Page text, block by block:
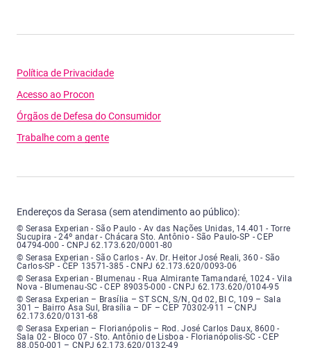
Política de Privacidade
Acesso ao Procon
Órgãos de Defesa do Consumidor
Trabalhe com a gente
Endereços da Serasa (sem atendimento ao público):
Serasa Experian - São Paulo - Endereço: Avenida das Nações Unidas,
© Serasa Experian - São Paulo - Av das Nações Unidas, 14.401 - Torre
Sucupira - 24º andar - Chácara Sto. Antônio - São Paulo-SP - CEP
04794-000 - CNPJ 62.173.620/0001-80
Serasa Experian - São Carlos - Endereço: Avenida Doutor Heitor José
© Serasa Experian - São Carlos - Av. Dr. Heitor José Reali, 360 - São
Carlos-SP - CEP 13571-385 - CNPJ 62.173.620/0093-06
Serasa Experian - Blumenau - Endereço: Rua Almirante Tamandaré,
© Serasa Experian - Blumenau - Rua Almirante Tamandaré, 1024 - Vila
Nova - Blumenau-SC - CEP 89035-000 - CNPJ 62.173.620/0104-95
Serasa Experian - Brasília, Endereço: Setor Comercial Norte, sem
© Serasa Experian – Brasília – ST SCN, S/N, Qd 02, Bl C, 109 – Sala
301 – Bairro Asa Sul, Brasília – DF – CEP 70302-911 – CNPJ
62.173.620/0131-68
Serasa Experian - Florianópolis, Endereço: Rodovia José Carlos, número
© Serasa Experian – Florianópolis – Rod. José Carlos Daux, 8600 -
Sala 02 - Bloco 07 - Sto. Antônio de Lisboa - Florianópolis-SC - CEP
88.050-001 – CNPJ 62.173.620/0132-49